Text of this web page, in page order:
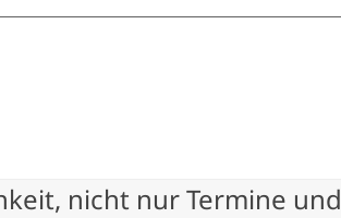
nicht nur Termine und